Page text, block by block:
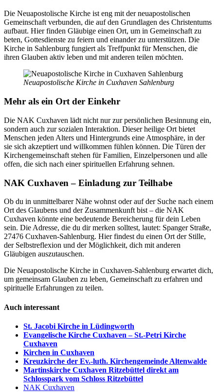
Die Neuapostolische Kirche ist eng mit der neuapostolischen
Gemeinschaft verbunden, die auf den Grundlagen des Christentums
aufbaut. Hier finden Gläubige einen Ort, um in Gemeinschaft zu
beten, Gottesdienste zu feiern und einander zu unterstützen. Die
Kirche in Sahlenburg fungiert als Treffpunkt für Menschen, die
ihren Glauben aktiv leben und mit anderen teilen möchten.
Neuapostolische Kirche in Cuxhaven Sahlenburg
Mehr als ein Ort der Einkehr
Die NAK Cuxhaven lädt nicht nur zur persönlichen Besinnung ein,
sondern auch zur sozialen Interaktion. Dieser heilige Ort bietet
Menschen jeden Alters und Hintergrunds eine Atmosphäre, in der
sie sich akzeptiert und willkommen fühlen können. Die Türen der
Kirchengemeinschaft stehen für Familien, Einzelpersonen und alle
offen, die sich nach einer spirituellen Erfahrung sehnen.
NAK Cuxhaven – Einladung zur Teilhabe
Ob du in unmittelbarer Nähe wohnst oder auf der Suche nach einem
Ort des Glaubens und der Zusammenkunft bist – die NAK
Cuxhaven könnte eine bedeutende Bereicherung für dein Leben
sein. Die Adresse, die du dir merken solltest, lautet: Spanger Straße,
27476 Cuxhaven-Sahlenburg. Hier findest du einen Ort der Stille,
der Selbstreflexion und der Möglichkeit, dich mit anderen
Gläubigen auszutauschen.
Die Neuapostolische Kirche in Cuxhaven-Sahlenburg erwartet dich,
um gemeinsam Glauben zu leben, Gemeinschaft zu erfahren und
spirituelle Erfahrungen zu teilen.
Auch interessant
St. Jacobi Kirche in Lüdingworth
Evangelische Kirche Cuxhaven – St.-Petri Kirche
Cuxhaven
Kirchen in Cuxhaven
Kreuzkirche der Ev.-luth. Kirchengemeinde Altenwalde
Martinskirche Cuxhaven Ritzebüttel direkt am
Schlosspark vom Schloss Ritzebüttel
NAK Cuxhaven